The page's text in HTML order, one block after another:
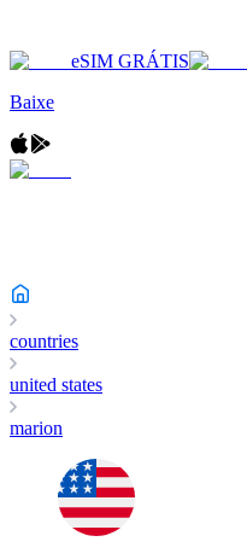
eSIM GRÁTIS
Baixe
countries
united states
marion